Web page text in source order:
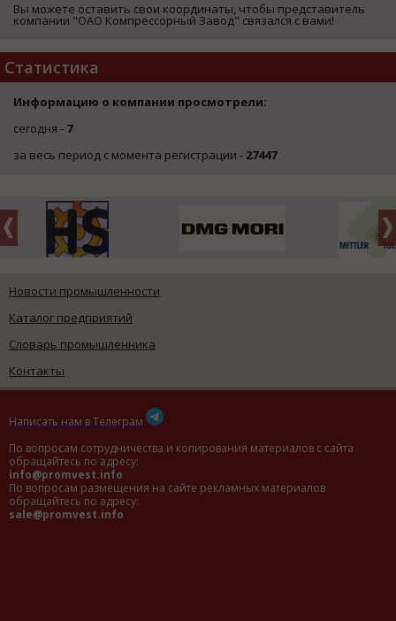
Вы можете оставить свои координаты, чтобы представитель
компании "ОАО Компрессорный Завод" связался с вами!
Статистика
Информацию о компании просмотрели:
сегодня - 7
за весь период с момента регистрации - 27447
Новости промышленности
Каталог предприятий
Словарь промышленника
Контакты
Написать нам в Телеграм
По вопросам сотрудничества и копирования материалов с сайта
обращайтесь по адресу:
info@promvest.info
По вопросам размещения на сайте рекламных материалов
обращайтесь по адресу:
sale@promvest.info